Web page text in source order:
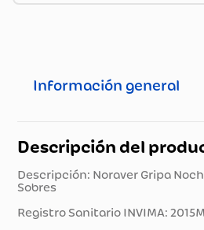
Información general
Descripción del
Descripción: Noraver Gripa
Sobres
Registro Sanitario INVIMA: